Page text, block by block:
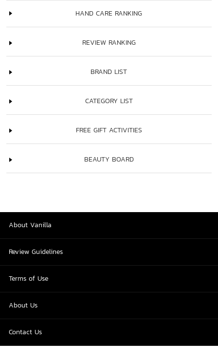
HAND CARE RANKING
REVIEW RANKING
BRAND LIST
CATEGORY LIST
FREE GIFT ACTIVITIES
BEAUTY BOARD
About Vanilla
Review Guidelines
Terms of Use
About Us
Contact Us